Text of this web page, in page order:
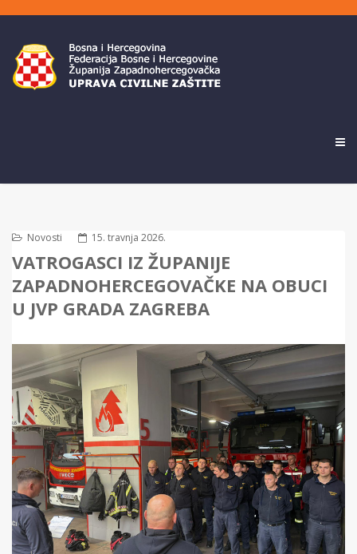
Novosti 15. travnja 2026.
VATROGASCI IZ ŽUPANIJE
ZAPADNOHERCEGOVAČKE NA OBUCI
U JVP GRADA ZAGREBA